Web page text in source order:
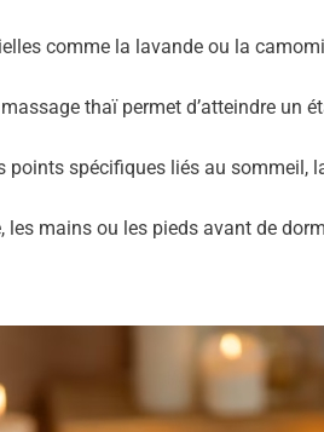
comme la lavande ou la
thaï permet d’atteindre un
points spécifiques liés au sommeil,
les mains ou les pieds avant de